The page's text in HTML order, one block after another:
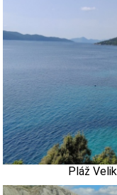
Pláž